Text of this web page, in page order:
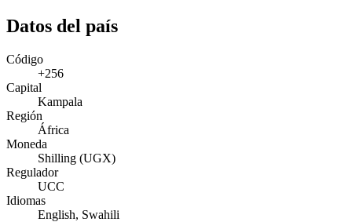
Datos del país
Código
+256
Capital
Kampala
Región
África
Moneda
Shilling (UGX)
Regulador
UCC
Idiomas
English, Swahili